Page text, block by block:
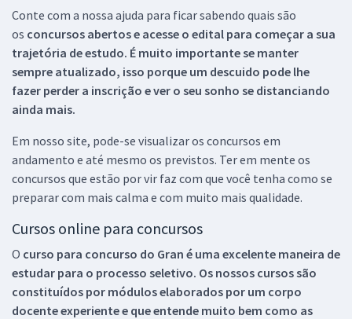
Conte com a nossa ajuda para ficar sabendo quais são
os concursos abertos e acesse o edital para começar a sua
trajetória de estudo. É muito importante se manter
sempre atualizado, isso porque um descuido pode lhe
fazer perder a inscrição e ver o seu sonho se distanciando
ainda mais.
Em nosso site, pode-se visualizar os concursos em
andamento e até mesmo os previstos. Ter em mente os
concursos que estão por vir faz com que você tenha como se
preparar com mais calma e com muito mais qualidade.
Cursos online para concursos
O curso para concurso do Gran é uma excelente maneira de
estudar para o processo seletivo. Os nossos cursos são
constituídos por módulos elaborados por um corpo
docente experiente e que entende muito bem como as